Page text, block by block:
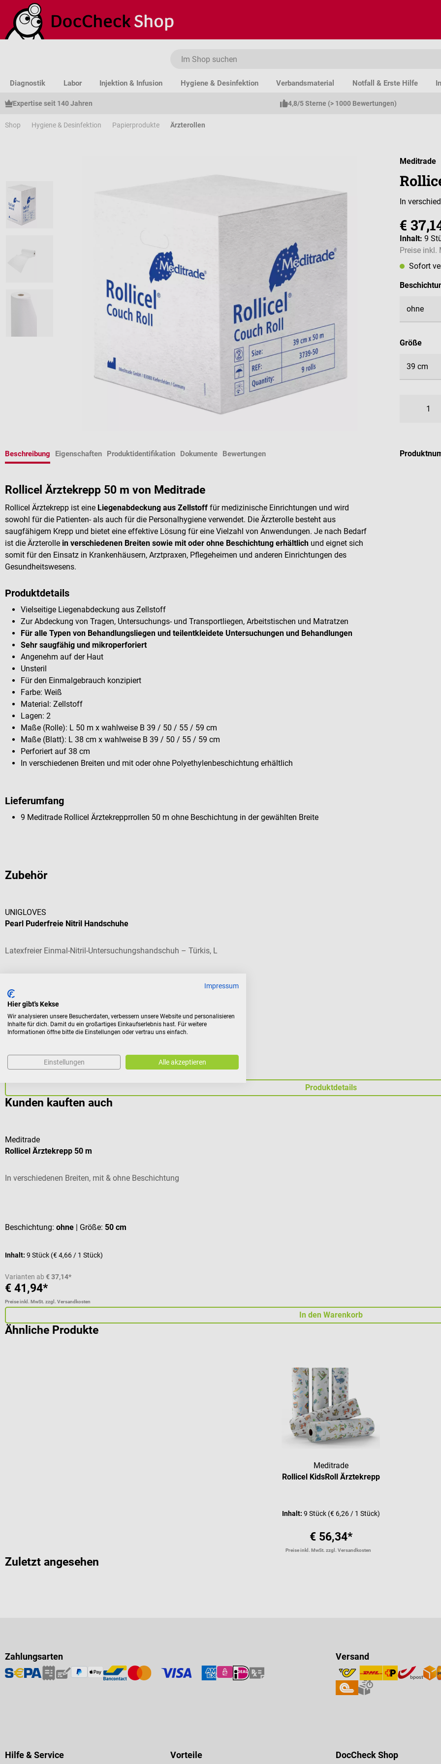
Hauptinhalt springen
Zur Suche springen
Zur Hauptnavigation springen
Diagnostik Labor Injektion & Infusion Hygiene & Desinfektion Verbandsmaterial Notfall & Erste Hilfe
Expertise seit 140 Jahren 4,8/5 Sterne (> 1000 Bewertungen)
Shop Hygiene & Desinfektion Papierprodukte Ärzterollen
Meditrade
In
€
Inhalt:9
Preise inkl.
Sofort
Größe
Beschreibung Eigenschaften Produktidentifikation Dokumente Bewertungen
Rollicel Ärztekrepp 50 m von Meditrade
Rollicel Ärztekrepp ist eine Liegenabdeckung aus Zellstoff für medizinische Einrichtungen und wird
sowohl für die Patienten- als auch für die Personalhygiene verwendet. Die Ärzterolle besteht aus
saugfähigem Krepp und bietet eine effektive Lösung für eine Vielzahl von Anwendungen. Je nach Bedarf
ist die Ärzterolle in verschiedenen Breiten sowie mit oder ohne Beschichtung erhältlich und eignet sich
somit für den Einsatz in Krankenhäusern, Arztpraxen, Pflegeheimen und anderen Einrichtungen des
Gesundheitswesens.
Produktdetails
Vielseitige Liegenabdeckung aus Zellstoff
Zur Abdeckung von Tragen, Untersuchungs- und Transportliegen, Arbeitstischen und Matratzen
Für alle Typen von Behandlungsliegen und teilentkleidete Untersuchungen und Behandlungen
Sehr saugfähig und mikroperforiert
Angenehm auf der Haut
Unsteril
Für den Einmalgebrauch konzipiert
Farbe: Weiß
Material: Zellstoff
Lagen: 2
Maße (Rolle): L 50 m x wahlweise B 39 / 50 / 55 / 59 cm
Maße (Blatt): L 38 cm x wahlweise B 39 / 50 / 55 / 59 cm
Perforiert auf 38 cm
In verschiedenen Breiten und mit oder ohne Polyethylenbeschichtung erhältlich
Lieferumfang
9 Meditrade Rollicel Ärztekrepprrollen 50 m ohne Beschichtung in der gewählten Breite
Zubehör
UNIGLOVES
Pearl Puderfreie Nitril Handschuhe
Latexfreier Einmal-Nitril-Untersuchungshandschuh – Türkis, L
Farbe:Türkis
Inhalt: 100 Stück(€ 0,08 / 1 Stück)
€ 7,74*
Produktdetails
Kunden kauften auch
Meditrade
Rollicel Ärztekrepp 50 m
In verschiedenen Breiten, mit & ohne Beschichtung
Beschichtung: ohne | Größe: 50 cm
Inhalt: 9 Stück (€ 4,66 / 1 Stück)
Varianten ab € 37,14*
€ 41,94*
Preise inkl. MwSt. zzgl. Versandkosten
In den Warenkorb
Ähnliche Produkte
Meditrade
Rollicel KidsRoll Ärztekrepp
Inhalt: 9 Stück (€ 6,26 / 1 Stück)
€ 56,34*
Preise inkl. MwSt. zzgl. Versandkosten
Zuletzt angesehen
Zahlungsarten Versand
Hilfe & Service Vorteile DocCheck Shop
Impressum
Hier gibt's Kekse
Wir analysieren unsere Besucherdaten, verbessern unsere Website und personalisieren
Inhalte für dich. Damit du ein großartiges Einkaufserlebnis hast. Für weitere
Informationen öffne bitte die Einstellungen oder vertrau uns einfach.
Einstellungen Alle akzeptieren